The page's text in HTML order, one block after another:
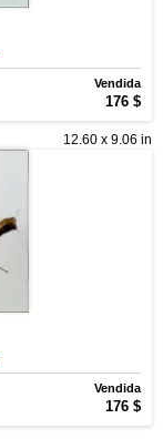
Vendida
176 $
12.60 x 9.06 in
Vendida
176 $